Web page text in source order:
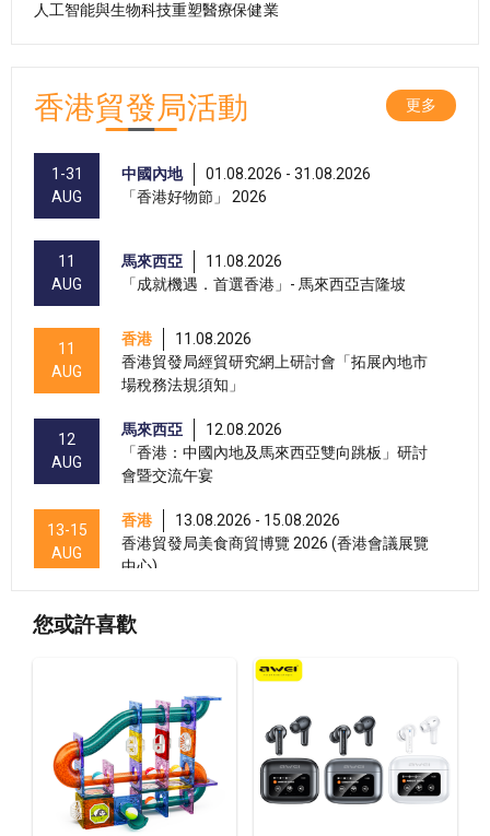
人工智能與生物科技重塑醫療保健業
香港貿發局活動 更多
1-31
AUG
中國內地
01.08.2026 - 31.08.2026
「香港好物節」 2026
11
AUG
馬來西亞
11.08.2026
「成就機遇．首選香港」- 馬來西亞吉隆坡
11
AUG
香港
11.08.2026
香港貿發局經貿研究網上研討會「拓展內地市
場稅務法規須知」
12
AUG
馬來西亞
12.08.2026
「香港：中國內地及馬來西亞雙向跳板」研討
會暨交流午宴
13-15
AUG
香港
13.08.2026 - 15.08.2026
香港貿發局美食商貿博覽 2026 (香港會議展覽
中心)
13-15
香港
香港貿發局香港國際茶展 2026 (香港會議展覽
AUG
香港
13.08.2026 - 15.08.2026
國際現代化中醫藥及健康產品會議 2026 (香港
會議展覽中心)
13-17
AUG
香港
13.08.2026 - 17.08.2026
香港貿發局美與健生活博覽 2026 (香港會議展
您或許喜歡